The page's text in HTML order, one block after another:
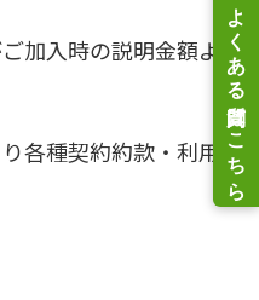
加入時の説明金額よ
各種契約約款・利用